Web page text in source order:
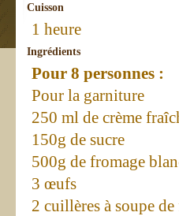
Cuisson
1 heure
Ingrédients
Pour 8 personnes :
Pour la garniture
250 ml de crème
150g de sucre
500g de fromage
3 œufs
2 cuillères à soupe